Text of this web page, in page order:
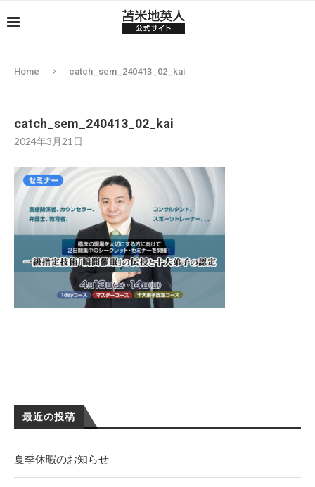
Home catch_sem_240413_02_kai
catch_sem_240413_02_kai
2024年3月21日
最近の投稿
夏季休暇のお知らせ